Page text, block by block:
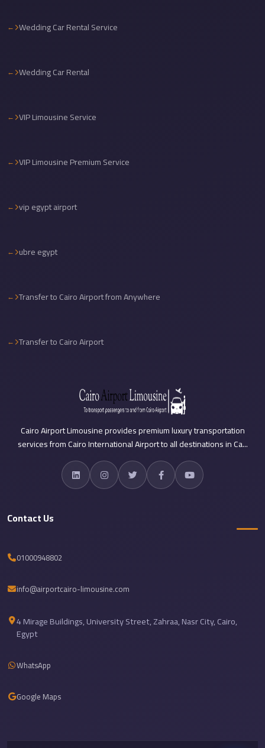
Cairo
Limousine
Prices
Alexandria
cairo
airport
cairo
Transfer
Cairo
Airport
Resorts
Transfer
Cairo
Airport
Taxi
airport
shuttle
Cairo
Airport
Limousine
to
Wedding Car Rental Service
Wedding Car Rental
VIP Limousine Service
VIP Limousine Premium Service
vip egypt airport
ubre egypt
Transfer to Cairo Airport from Anywhere
Transfer to Cairo Airport
Cairo Airport Limousine provides premium luxury transportation
services from Cairo International Airport to all destinations in Ca...
Contact Us
01000948802
info@airportcairo-limousine.com
4 Mirage Buildings, University Street, Zahraa, Nasr City, Cairo,
Egypt
WhatsApp
Google Maps